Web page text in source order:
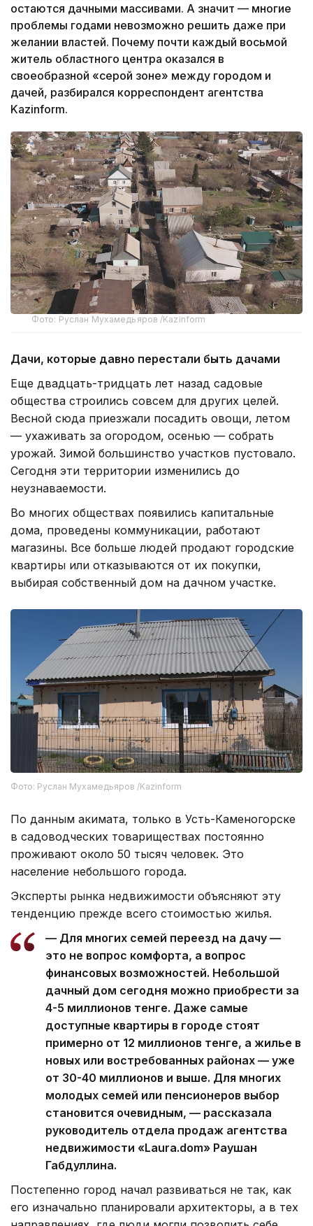
остаются дачными массивами. А значит — многие
проблемы годами невозможно решить даже при
желании властей. Почему почти каждый восьмой
житель областного центра оказался в
своеобразной «серой зоне» между городом и
дачей, разбирался корреспондент агентства
Kazinform.
Фото: Руслан Мухамедьяров /Kazinform
Дачи, которые давно перестали быть дачами
Еще двадцать-тридцать лет назад садовые
общества строились совсем для других целей.
Весной сюда приезжали посадить овощи, летом
— ухаживать за огородом, осенью — собрать
урожай. Зимой большинство участков пустовало.
Сегодня эти территории изменились до
неузнаваемости.
Во многих обществах появились капитальные
дома, проведены коммуникации, работают
магазины. Все больше людей продают городские
квартиры или отказываются от их покупки,
выбирая собственный дом на дачном участке.
Фото: Руслан Мухамедьяров /Kazinform
По данным акимата, только в Усть-Каменогорске
в садоводческих товариществах постоянно
проживают около 50 тысяч человек. Это
население небольшого города.
Эксперты рынка недвижимости объясняют эту
тенденцию прежде всего стоимостью жилья.
— Для многих семей переезд на дачу —
это не вопрос комфорта, а вопрос
финансовых возможностей. Небольшой
дачный дом сегодня можно приобрести за
4-5 миллионов тенге. Даже самые
доступные квартиры в городе стоят
примерно от 12 миллионов тенге, а жилье в
новых или востребованных районах — уже
от 30-40 миллионов и выше. Для многих
молодых семей или пенсионеров выбор
становится очевидным, — рассказала
руководитель отдела продаж агентства
недвижимости «Laura.dom» Раушан
Габдуллина.
Постепенно город начал развиваться не так, как
его изначально планировали архитекторы, а в тех